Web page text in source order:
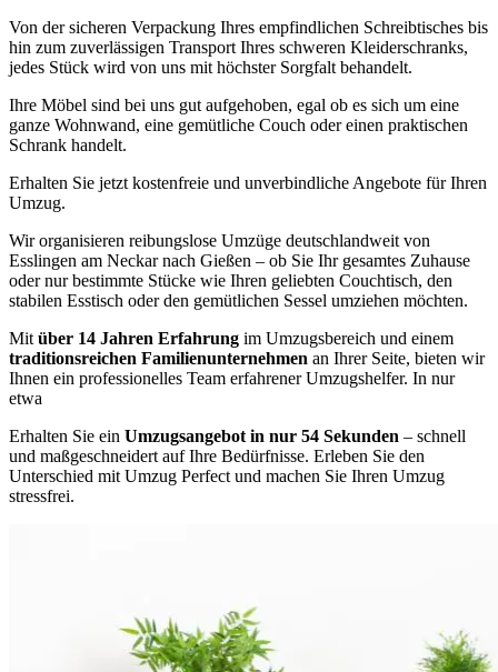
Von der sicheren Verpackung Ihres empfindlichen Schreibtisches bis
hin zum zuverlässigen Transport Ihres schweren Kleiderschranks,
jedes Stück wird von uns mit höchster Sorgfalt behandelt.
Ihre Möbel sind bei uns gut aufgehoben, egal ob es sich um eine
ganze Wohnwand, eine gemütliche Couch oder einen praktischen
Schrank handelt.
Erhalten Sie jetzt kostenfreie und unverbindliche Angebote für Ihren
Umzug.
Wir organisieren reibungslose Umzüge deutschlandweit von
Esslingen am Neckar nach Gießen – ob Sie Ihr gesamtes Zuhause
oder nur bestimmte Stücke wie Ihren geliebten Couchtisch, den
stabilen Esstisch oder den gemütlichen Sessel umziehen möchten.
Mit über 14 Jahren Erfahrung im Umzugsbereich und einem
traditionsreichen Familienunternehmen an Ihrer Seite, bieten wir
Ihnen ein professionelles Team erfahrener Umzugshelfer. In nur
etwa
Erhalten Sie ein Umzugsangebot in nur 54 Sekunden – schnell
und maßgeschneidert auf Ihre Bedürfnisse. Erleben Sie den
Unterschied mit Umzug Perfect und machen Sie Ihren Umzug
stressfrei.